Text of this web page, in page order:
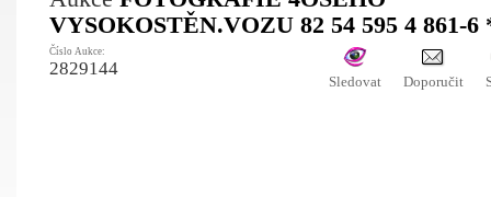
VYSOKOSTĚN.VOZU 82 54 595 4 861-6
Číslo Aukce:
2829144
Sledovat Doporučit